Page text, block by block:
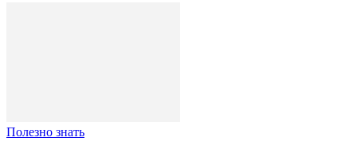
Полезно знать